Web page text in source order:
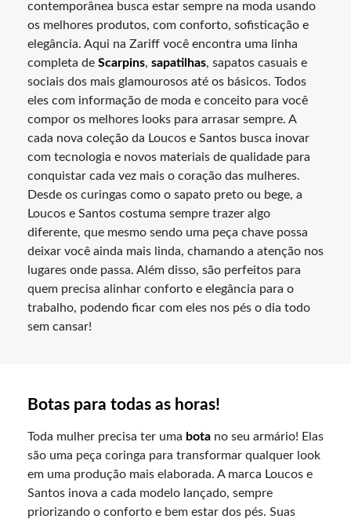
contemporânea busca estar sempre na moda usando
os melhores produtos, com conforto, sofisticação e
elegância. Aqui na Zariff você encontra uma linha
completa de Scarpins, sapatilhas, sapatos casuais e
sociais dos mais glamourosos até os básicos. Todos
eles com informação de moda e conceito para você
compor os melhores looks para arrasar sempre. A
cada nova coleção da Loucos e Santos busca inovar
com tecnologia e novos materiais de qualidade para
conquistar cada vez mais o coração das mulheres.
Desde os curingas como o sapato preto ou bege, a
Loucos e Santos costuma sempre trazer algo
diferente, que mesmo sendo uma peça chave possa
deixar você ainda mais linda, chamando a atenção nos
lugares onde passa. Além disso, são perfeitos para
quem precisa alinhar conforto e elegância para o
trabalho, podendo ficar com eles nos pés o dia todo
sem cansar!
Botas para todas as horas!
Toda mulher precisa ter uma bota no seu armário! Elas
são uma peça coringa para transformar qualquer look
em uma produção mais elaborada. A marca Loucos e
Santos inova a cada modelo lançado, sempre
priorizando o conforto e bem estar dos pés. Suas